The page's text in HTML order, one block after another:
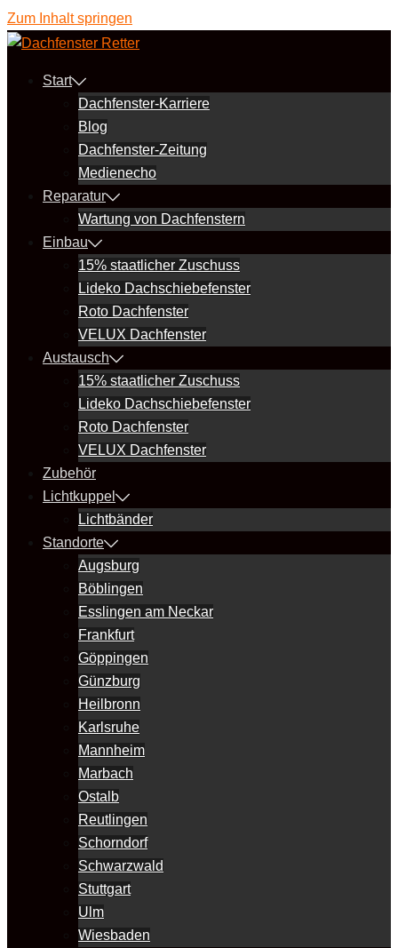
Zum Inhalt springen
Start
Dachfenster-Karriere
Blog
Dachfenster-Zeitung
Medienecho
Reparatur
Wartung von Dachfenstern
Einbau
15% staatlicher Zuschuss
Lideko Dachschiebefenster
Roto Dachfenster
VELUX Dachfenster
Austausch
15% staatlicher Zuschuss
Lideko Dachschiebefenster
Roto Dachfenster
VELUX Dachfenster
Zubehör
Lichtkuppel
Lichtbänder
Standorte
Augsburg
Böblingen
Esslingen am Neckar
Frankfurt
Göppingen
Günzburg
Heilbronn
Karlsruhe
Mannheim
Marbach
Ostalb
Reutlingen
Schorndorf
Schwarzwald
Stuttgart
Ulm
Wiesbaden